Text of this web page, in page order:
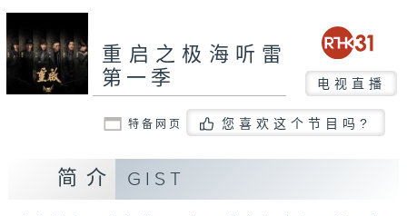
重启之极海听雷
第一季
电视直播
特备网页 您喜欢这个节目吗?
简介 GIST